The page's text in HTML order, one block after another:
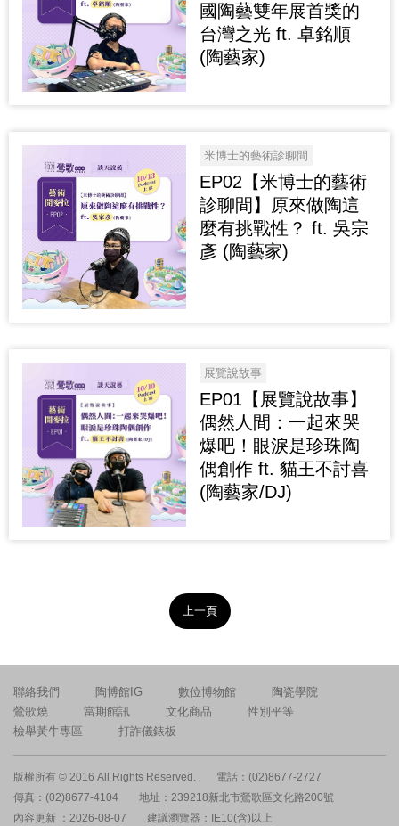
國陶藝雙年展首獎的
台灣之光 ft. 卓銘順
(陶藝家)
米博士的藝術診聊間
EP02【米博士的藝術
診聊間】原來做陶這
麼有挑戰性？ ft. 吳宗
彥 (陶藝家)
展覽說故事
EP01【展覽說故事】
偶然人間：一起來哭
爆吧！眼淚是珍珠陶
偶創作 ft. 貓王不討喜
(陶藝家/DJ)
上一頁
聯絡我們 陶博館IG 數位博物館
陶瓷學院
鶯歌燒
當期館訊 文化商品
性別平等
檢舉黃牛專區
打詐儀錶板
版權所有 © 2016 All Rights Reserved.
電話：(02)8677-2727
傳真：(02)8677-4104
地址：239218新北市鶯歌區文化路200號
內容更新 ：2026-08-07
建議瀏覽器：IE10(含)以上